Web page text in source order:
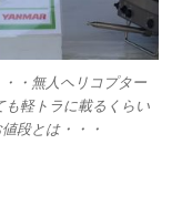
・無人ヘリコプター
軽トラに載るくらい
段とは・・・